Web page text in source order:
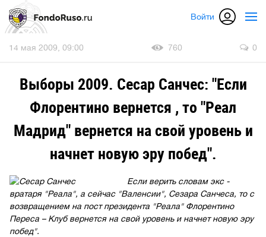
Войти
14 мая 2009, 09:00 760 0
Выборы 2009. Сесар Санчес: "Если
Флорентино вернется , то "Реал
Мадрид" вернется на свой уровень и
начнет новую эру побед".
Если верить словам экс -
вратаря "Реала", а сейчас "Валенсии", Сезара Санчеса, то с
возвращением на пост президента "Реала" Флорентино
Переса – Клуб вернется на свой уровень и начнет новую эру
побед".